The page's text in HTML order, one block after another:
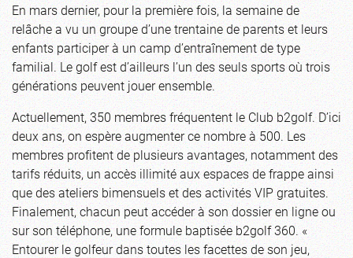
En mars dernier, pour la première fois, la semaine de
relâche a vu un groupe d’une trentaine de parents et leurs
enfants participer à un camp d’entraînement de type
familial. Le golf est d’ailleurs l’un des seuls sports où trois
générations peuvent jouer ensemble.
Actuellement, 350 membres fréquentent le Club b2golf. D’ici
deux ans, on espère augmenter ce nombre à 500. Les
membres profitent de plusieurs avantages, notamment des
tarifs réduits, un accès illimité aux espaces de frappe ainsi
que des ateliers bimensuels et des activités VIP gratuites.
Finalement, chacun peut accéder à son dossier en ligne ou
sur son téléphone, une formule baptisée b2golf 360. «
Entourer le golfeur dans toutes les facettes de son jeu,